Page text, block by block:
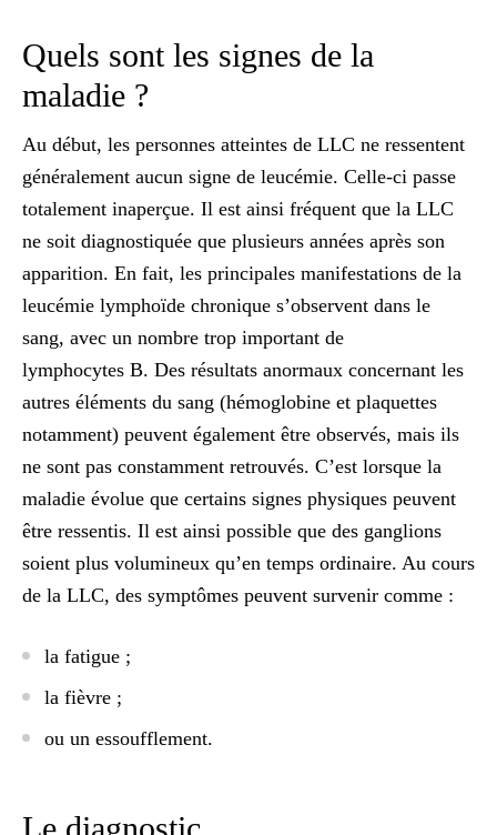
Quels sont les signes de la
maladie ?
Au début, les personnes atteintes de LLC ne ressentent
généralement aucun signe de leucémie. Celle-ci passe
totalement inaperçue. Il est ainsi fréquent que la LLC
ne soit diagnostiquée que plusieurs années après son
apparition. En fait, les principales manifestations de la
leucémie lymphoïde chronique s’observent dans le
sang, avec un nombre trop important de
lymphocytes B. Des résultats anormaux concernant les
autres éléments du sang (hémoglobine et plaquettes
notamment) peuvent également être observés, mais ils
ne sont pas constamment retrouvés. C’est lorsque la
maladie évolue que certains signes physiques peuvent
être ressentis. Il est ainsi possible que des ganglions
soient plus volumineux qu’en temps ordinaire. Au cours
de la LLC, des symptômes peuvent survenir comme :
la fatigue ;
la fièvre ;
ou un essoufflement.